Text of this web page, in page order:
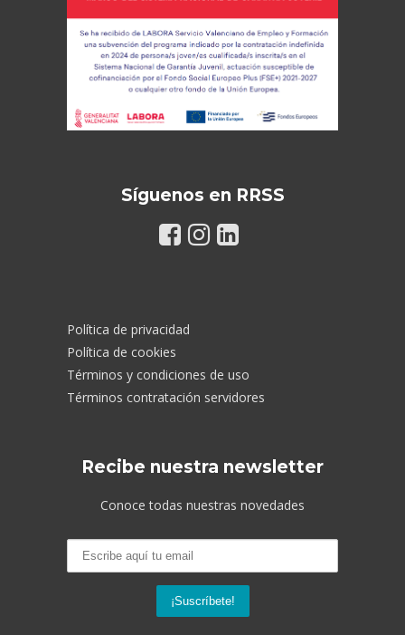
Síguenos en RRSS
Política de privacidad
Política de cookies
Términos y condiciones de uso
Términos contratación servidores
Recibe nuestra newsletter
Conoce todas nuestras novedades